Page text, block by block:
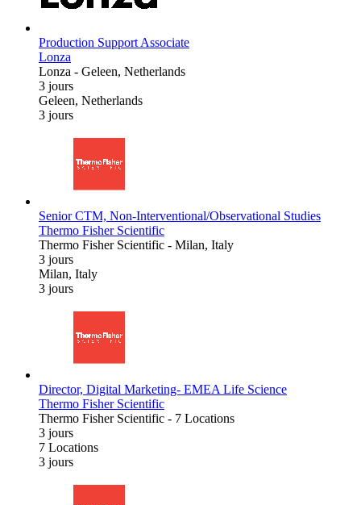
Production Support Associate
Lonza
Lonza - Geleen, Netherlands
3 jours
Geleen, Netherlands
3 jours
Senior CTM, Non-Interventional/Observational Studies
Thermo Fisher Scientific
Thermo Fisher Scientific - Milan, Italy
3 jours
Milan, Italy
3 jours
Director, Digital Marketing- EMEA Life Science
Thermo Fisher Scientific
Thermo Fisher Scientific - 7 Locations
3 jours
7 Locations
3 jours